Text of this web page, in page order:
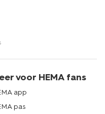
in onze winkel.
Er zit dus vast
Slaap lekker voor
voor HEMA fans
app
pas